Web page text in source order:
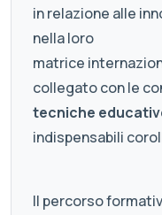
in relazione alle
nella loro
matrice
collegato con le
tecniche
indispensabili
Il percorso